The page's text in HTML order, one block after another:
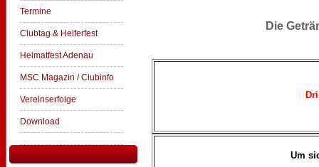
Termine
Clubtag & Helferfest
Heimatfest Adenau
MSC Magazin / Clubinfo
Vereinserfolge
Download
Die
Um